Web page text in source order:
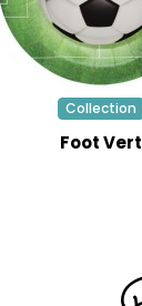
Collection
Foot Vert